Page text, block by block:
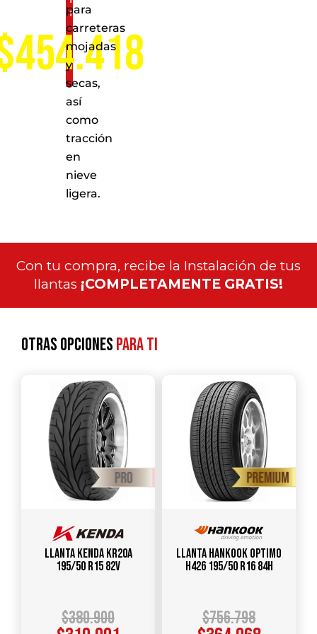
nacional
para
carreteras
mojadas
y
secas,
así
como
tracción
en
nieve
ligera.
Con tu compra, recibe la Instalación de tus
llantas ¡COMPLETAMENTE GRATIS!
Otras opcionespara ti
Llanta KENDA KR20A
195/50 R15 82V
$380.900
Llanta HANKOOK Optimo
H426 195/50 R16 84H
$756.798